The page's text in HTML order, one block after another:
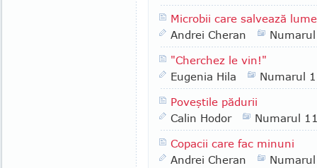
Microbii care salvează
Andrei Cheran
"Cherchez le vin!"
Eugenia Hila
Numarul
Poveştile pădurii
Calin Hodor
Numarul
Copacii care fac minuni
Andrei Cheran